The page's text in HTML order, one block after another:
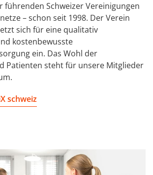
führenden Schweizer Vereinigungen
– schon seit 1998. Der Verein
sich für eine qualitativ
kostenbewusste
ein. Das Wohl der
Patienten steht für unsere Mitglieder
schweiz